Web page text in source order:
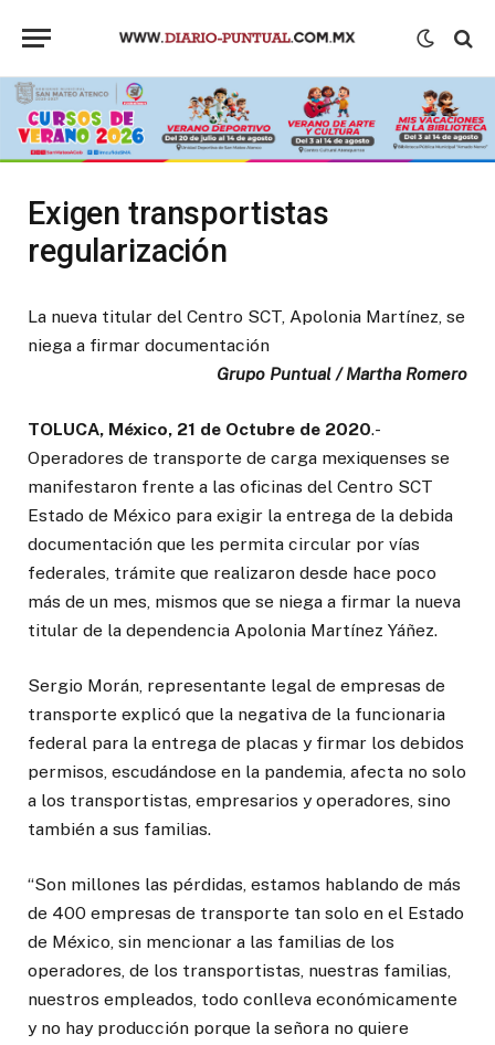
Exigen transportistas
regularización
La nueva titular del Centro SCT, Apolonia Martínez, se
niega a firmar documentación
Grupo Puntual / Martha Romero
TOLUCA, México, 21 de Octubre de 2020.-
Operadores de transporte de carga mexiquenses se
manifestaron frente a las oficinas del Centro SCT
Estado de México para exigir la entrega de la debida
documentación que les permita circular por vías
federales, trámite que realizaron desde hace poco
más de un mes, mismos que se niega a firmar la nueva
titular de la dependencia Apolonia Martínez Yáñez.
Sergio Morán, representante legal de empresas de
transporte explicó que la negativa de la funcionaria
federal para la entrega de placas y firmar los debidos
permisos, escudándose en la pandemia, afecta no solo
a los transportistas, empresarios y operadores, sino
también a sus familias.
“Son millones las pérdidas, estamos hablando de más
de 400 empresas de transporte tan solo en el Estado
de México, sin mencionar a las familias de los
operadores, de los transportistas, nuestras familias,
nuestros empleados, todo conlleva económicamente
y no hay producción porque la señora no quiere